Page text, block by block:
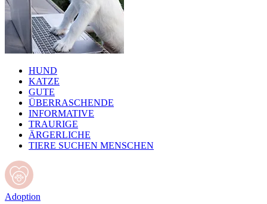
HUND
KATZE
GUTE
ÜBERRASCHENDE
INFORMATIVE
TRAURIGE
ÄRGERLICHE
TIERE SUCHEN MENSCHEN
Adoption